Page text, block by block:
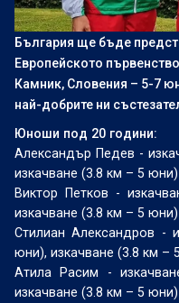
България ще бъде
Европейското
Камник, Словения – 5-7
най-добрите ни
Юноши под 20 години:
Александър Педев -
изкачване (3.8 км – 5 юни)
Виктор Петков -
изкачване (3.8 км – 5 юни)
Стилиан Александров -
юни), изкачване (3.8 км –
Атила Расим -
изкачване (3.8 км – 5 юни)